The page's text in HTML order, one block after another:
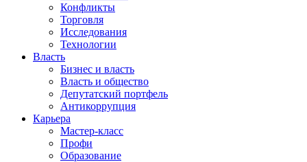
Конфликты
Торговля
Исследования
Технологии
Власть
Бизнес и власть
Власть и общество
Депутатский портфель
Антикоррупция
Карьера
Мастер-класс
Профи
Образование